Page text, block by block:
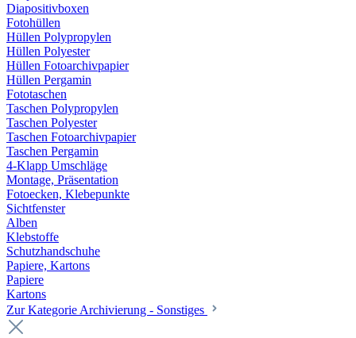
Diapositivboxen
Fotohüllen
Hüllen Polypropylen
Hüllen Polyester
Hüllen Fotoarchivpapier
Hüllen Pergamin
Fototaschen
Taschen Polypropylen
Taschen Polyester
Taschen Fotoarchivpapier
Taschen Pergamin
4-Klapp Umschläge
Montage, Präsentation
Fotoecken, Klebepunkte
Sichtfenster
Alben
Klebstoffe
Schutzhandschuhe
Papiere, Kartons
Papiere
Kartons
Zur Kategorie Archivierung - Sonstiges